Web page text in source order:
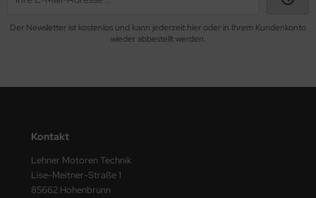
Der Newsletter ist kostenlos und kann jederzeit hier oder in Ihrem Kundenkonto
wieder abbestellt werden.
Kontakt
Lehner Motoren Technik
Lise-Meitner-Straße 1
85662 Hohenbrunn